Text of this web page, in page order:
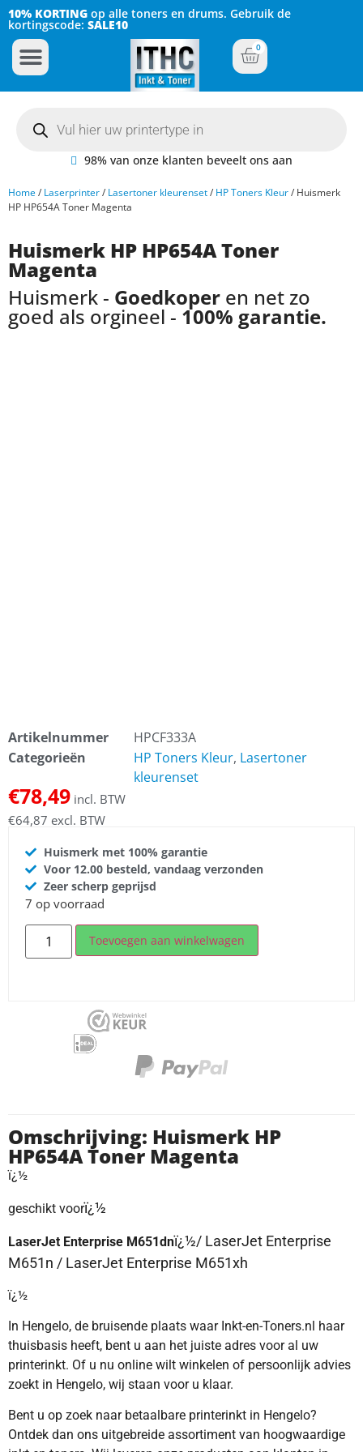
10% KORTING op alle toners en drums. Gebruik de
kortingscode: SALE10
0
98% van onze klanten beveelt ons aan
Home/ Laserprinter/ Lasertoner kleurenset/ HP Toners Kleur/ Huismerk
HP HP654A Toner Magenta
Huismerk HP HP654A Toner
Magenta
Huismerk - Goedkoper en net zo
goed als orgineel - 100% garantie.
Artikelnummer
HPCF333A
Categorieën
HP Toners Kleur, Lasertoner
kleurenset
€78,49 incl. BTW
€64,87 excl. BTW
Huismerk met 100% garantie
Voor 12.00 besteld, vandaag verzonden
Zeer scherp geprijsd
7 op voorraad
Toevoegen aan winkelwagen
Omschrijving: Huismerk HP
HP654A Toner Magenta
ï¿½
geschikt voorï¿½
LaserJet Enterprise M651dnï¿½/ LaserJet Enterprise
M651n / LaserJet Enterprise M651xh
ï¿½
In Hengelo, de bruisende plaats waar Inkt-en-Toners.nl haar
thuisbasis heeft, bent u aan het juiste adres voor al uw
printerinkt. Of u nu online wilt winkelen of persoonlijk advies
zoekt in Hengelo, wij staan voor u klaar.
Bent u op zoek naar betaalbare printerinkt in Hengelo?
Ontdek dan ons uitgebreide assortiment van hoogwaardige